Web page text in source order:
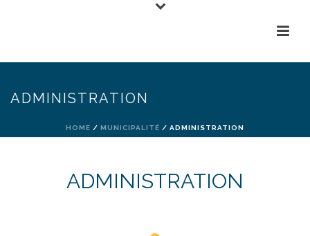
ADMINISTRATION
HOME / MUNICIPALITÉ / ADMINISTRATION
ADMINISTRATION